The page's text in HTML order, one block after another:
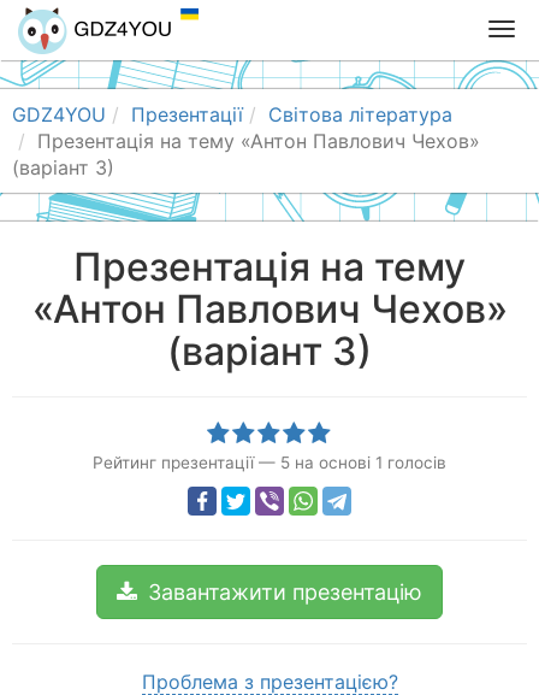
T
o
g
n
a
a
GDZ4YOU Презентації
Світова література
Презентація на тему «Антон Павлович Чехов»
(варіант 3)
Презентація на тему
«Антон Павлович Чехов»
(варіант 3)
Рейтинг презентації — 5 на основі 1 голосів
Завантажити презентацію
Проблема з презентацією?